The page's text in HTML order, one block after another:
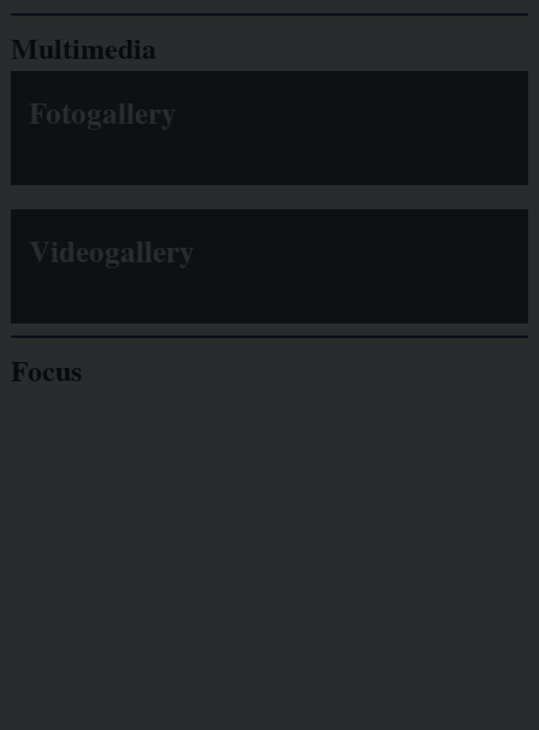
Multimedia
Fotogallery
Videogallery
Focus